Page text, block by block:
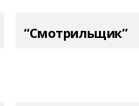
“Смотрильщик”